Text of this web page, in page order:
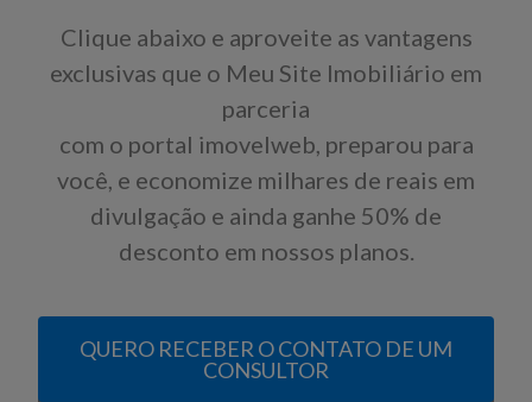
Clique abaixo e aproveite as vantagens
exclusivas que o Meu Site Imobiliário em
parceria
com o portal imovelweb, preparou para
você, e economize milhares de reais em
divulgação e ainda ganhe 50% de
desconto em nossos planos.
QUERO RECEBER O CONTATO DE UM
CONSULTOR